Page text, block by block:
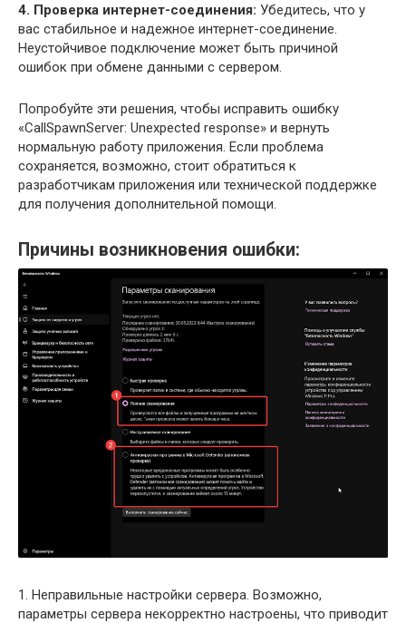
4. Проверка интернет-соединения: Убедитесь, что у
вас стабильное и надежное интернет-соединение.
Неустойчивое подключение может быть причиной
ошибок при обмене данными с сервером.
Попробуйте эти решения, чтобы исправить ошибку
«CallSpawnServer: Unexpected response» и вернуть
нормальную работу приложения. Если проблема
сохраняется, возможно, стоит обратиться к
разработчикам приложения или технической поддержке
для получения дополнительной помощи.
Причины возникновения ошибки:
1. Неправильные настройки сервера. Возможно,
параметры сервера некорректно настроены, что приводит